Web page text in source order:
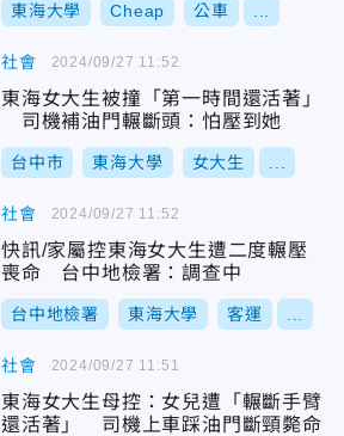
東海大學 Cheap 公車
社會
東海女大生被撞「第一時間還活著」
司機補油門輾斷頭：怕壓到她
台中市 東海大學 女大生
2024/09/27 11:52
社會
快訊/家屬控東海女大生遭二度輾壓
喪命 台中地檢署：調查中
台中地檢署 東海大學 客運
2024/09/27 11:52
社會
東海女大生母控：女兒遭「輾斷手臂
還活著」 司機上車踩油門斷頸斃命
2024/09/27 11:51